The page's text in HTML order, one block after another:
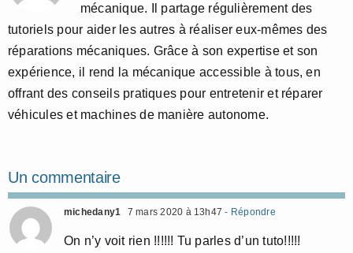
mécanique. Il partage régulièrement des
tutoriels pour aider les autres à réaliser eux-mêmes des
réparations mécaniques. Grâce à son expertise et son
expérience, il rend la mécanique accessible à tous, en
offrant des conseils pratiques pour entretenir et réparer
véhicules et machines de manière autonome.
Un commentaire
michedany1 7 mars 2020 à 13h47 - Répondre
On n’y voit rien !!!!!! Tu parles d’un tuto!!!!!